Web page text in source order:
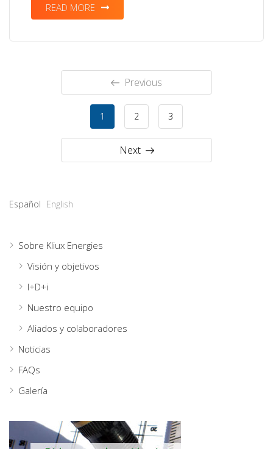
READ MORE
Previous
1 2 3
Next
Español English
Sobre Kliux Energies
Visión y objetivos
I+D+i
Nuestro equipo
Aliados y colaboradores
Noticias
FAQs
Galería